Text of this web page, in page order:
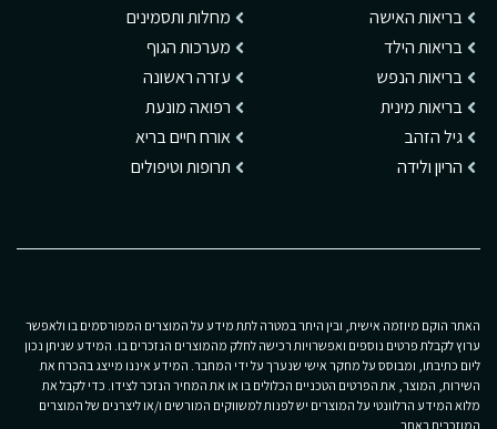
בריאות האישה
בריאות הילד
בריאות הנפש
בריאות מינית
גיל הזהב
הריון ולידה
מחלות ותסמינים
מערכות הגוף
עזרה ראשונה
רפואה מונעת
אורח חיים בריא
תרופות וטיפולים
האתר הוקם מיוזמה אישית, ובין היתר במטרה לתת מידע על המוצרים המפורסמים בו ולאפשר
ערוץ לקבלת פרטים נוספים ואפשרויות רכישה לחלק מהמוצרים הנזכרים בו. המידע שניתן נכון
ליום כתיבתו, ומבוסס על מחקר אישי שנערך על ידי המחבר. המידע איננו מייצג בהכרח את
השירות, המוצר, את הפרטים הטכניים הכלולים בו או את המחיר הנזכר לצידו. כדי לקבל את
מלוא המידע הרלוונטי על המוצרים יש לפנות למשווקים המורשים ו/או ליצרנים של המוצרים
המוזכרים באתר.